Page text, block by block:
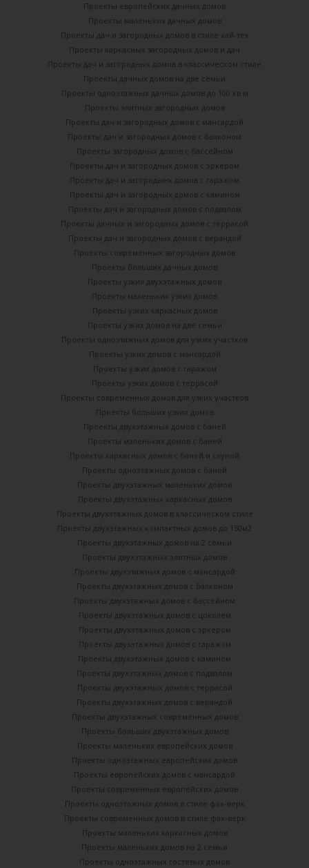
Проекты европейских дачных домов
Проекты маленьких дачных домов
Проекты дач и загородных домов в стиле хай-тек
Проекты каркасных загородных домов и дач
Проекты дач и загородных домов в классическом стиле
Проекты дачных домов на две семьи
Проекты одноэтажных дачных домов до 100 кв м
Проекты элитных загородных домов
Проекты дач и загородных домов с мансардой
Проекты дач и загородных домов с балконом
Проекты загородных домов с бассейном
Проекты дач и загородных домов с эркером
Проекты дач и загородынх домов с гаражом
Проекты дач и загородных домов с камином
Проекты дач и загородных домов с подвалом
Проекты дачных и загородных домов с террасой
Проекты дач и загородных домов с верандой
Проекты современных загородных домов
Проекты больших дачных домов
Проекты узких двухэтажных домов
Проекты маленьких узких домов
Проекты узких каркасных домов
Проекты узких домов на две семьи
Проекты одноэтажных домов для узких участков
Проекты узких домов с мансардой
Проекты узких домов с гаражом
Проекты узких домов с террасой
Проекты современных домов для узких участков
Проекты больших узких домов
Проекты двухэтажных домов с баней
Проекты маленьких домов с баней
Проекты каркасных домов c баней и сауной
Проекты одноэтажных домов с баней
Проекты двухэтажных маленьких домов
Проекты двухэтажных каркасных домов
Проекты двухэтажных домов в классическом стиле
Проекты двухэтажных компактных домов до 150м2
Проекты двухэтажных домов на 2 семьи
Проекты двухэтажных элитных домов
Проекты двухэтажных домов с мансардой
Проекты двухэтажных домов с балконом
Проекты двухэтажных домов с бассейном
Проекты двухэтажных домов с цоколем
Проекты двухэтажных домов с эркером
Проекты двухэтажных домов с гаражом
Проекты двухэтажных домов с камином
Проекты двухэтажных домов с подвалом
Проекты двухэтажных домов с террасой
Проекты двухэтажных домов с верандой
Проекты двухэтажных современных домов
Проекты больших двухэтажных домов
Проекты маленьких европейских домов
Проекты одноэтажных европейских домов
Проекты европейских домов с мансардой
Проекты современных европейских домов
Проекты одноэтажных домов в стиле фах-верк
Проекты современных домов в стиле фах-верк
Проекты маленьких каркасных домов
Проекты маленьких домов на 2 семьи
Проекты одноэтажных гостевых домов